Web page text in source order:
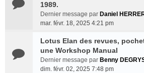
1989.
Dernier message par Daniel
mar. févr. 18, 2025 4:21 pm
Lotus Elan des revues,
une Workshop Manual
Dernier message par Benny
dim. févr. 02, 2025 7:48 pm